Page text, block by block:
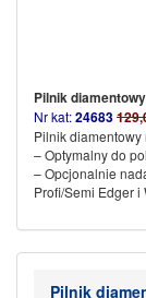
Pilnik
Nr kat:24683
Pilnik diamentowy
– Optymalny do
– Opcjonalnie
Profi/Semi Edger
Pilnik